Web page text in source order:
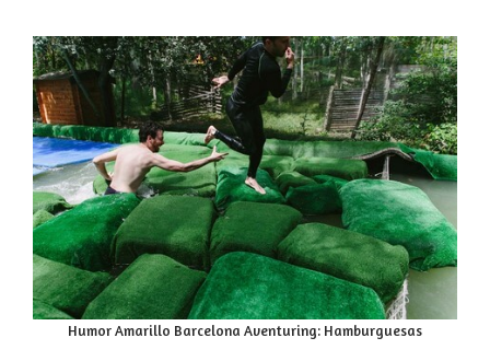
Humor Amarillo Barcelona Aventuring: Hamburguesas